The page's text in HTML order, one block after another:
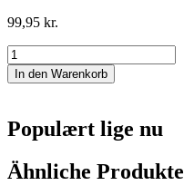
99,95 kr.
Fanø
Servietten
und
In den Warenkorb
Populært lige nu
Ähnliche Produkte